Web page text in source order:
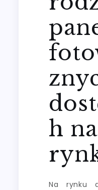
h na
Na rynku